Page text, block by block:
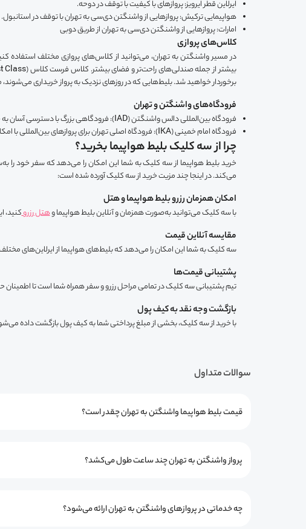
ایرلاین قطر ایرویز: پروازهای با کیفیت با توقف در دوحه.
هواپیمایی ترکیش: پروازهایی از واشنگتن دی‌سی به تهران با توقف در استانبول.
امارات: پروازهایی از واشنگتن دی‌سی به تهران از طریق دوبی
کلاس‌های پروازی
برخوردار خواهید شد. بلیط‌هایی که در روزهای نزدیک به پرواز خریداری
فرودگاه‌های واشنگتن و تهران
فرودگاه بین‌المللی دالس واشنگتن (IAD): فرودگاهی بزرگ با دسترسی آسان به حمل‌ونقل عمومی.
فرودگاه امام خمینی (IKA): فرودگاه اصلی تهران برای پروازهای بین‌المللی با امکانات پیشرفته.
چرا از سه کلیک بلیط هواپیما بخرید؟
می‌کند. در اینجا چند مزیت خرید از سه کلیک آورده شده است:
امکان همزمان رزرو بلیط هواپیما و هتل
با سه کلیک می‌توانید به‌صورت همزمان و آنلاین بلیط هواپیما وهتل رزروکنید،
مقایسه آنلاین قیمت
سه کلیک به شما این امکان را می‌دهد که بلیط‌های هواپیما از ایرلاین‌های
پشتیبانی قیمت‌ها
تیم پشتیبانی سه کلیک در تمامی مراحل رزرو و سفر همراه شما است تا
بازگشت وجه نقد به کیف پول
با خرید از سه کلیک، بخشی از مبلغ پرداختی شما به کیف پول بازگشت داده
سوالات متداول
قیمت بلیط هواپیما واشنگتن به تهران چقدر است؟
پرواز واشنگتن به تهران چند ساعت طول می‌کشد؟
چه خدماتی در پروازهای واشنگتن به تهران ارائه می‌شود؟